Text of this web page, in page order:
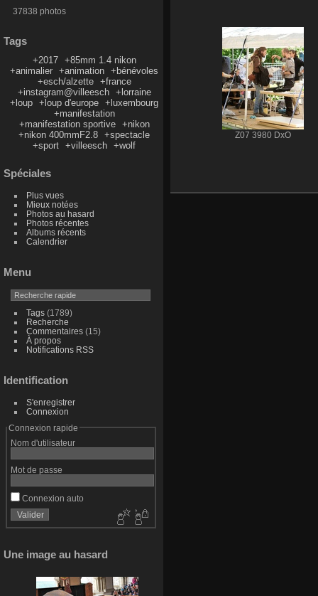
37838 photos
Tags
+2017
+85mm 1.4 nikon
+animalier
+animation
+bénévoles
+esch/alzette
+france
+instagram@villeesch
+lorraine
+loup
+loup d'europe
+luxembourg
+manifestation
+manifestation sportive
+nikon
+nikon 400mmF2.8
+spectacle
+sport
+villeesch +wolf
Spéciales
Plus vues
Mieux notées
Photos au hasard
Photos récentes
Albums récents
Calendrier
Menu
Tags(1789)
Recherche
Commentaires(15)
À propos
Notifications RSS
Identification
S'enregistrer
Connexion
Connexion rapide
Nom d'utilisateur
Mot de passe
Connexion auto
Une image au hasard
Z07 3980 DxO